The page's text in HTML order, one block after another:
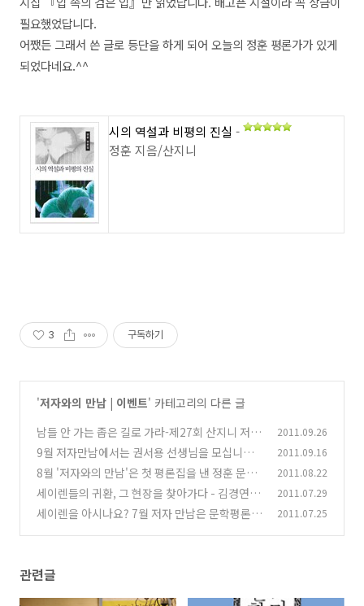
필요했었답니다.
어쨌든 그래서 쓴 글로 등단을 하게 되어 오늘의 정훈 평론가가 있게
되었다네요.^^
시의 역설과 비평의 진실 -
정훈 지음/산지니
3 구독하기
'저자와의 만남 | 이벤트' 카테고리의 다른 글
남들 안 가는 좁은 길로 가라-제27회 산지니 저자
와의 만남 (0)
2011.09.26
9월 저자만남에서는 권서용 선생님을 모십니다
(0)
2011.09.16
8월 '저자와의 만남'은 첫 평론집을 낸 정훈 문학
평론가를 만납니다. (2)
2011.08.22
세이렌들의 귀환, 그 현장을 찾아가다 - 김경연 저
자와의 만남
(8)
2011.07.29
세이렌을 아시나요? 7월 저자 만남은 문학평론가
2011.07.25
관련글